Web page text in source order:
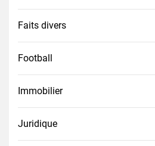
Faits divers
Football
Immobilier
Juridique